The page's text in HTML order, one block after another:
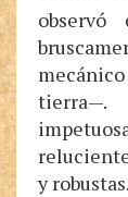
y robustas.